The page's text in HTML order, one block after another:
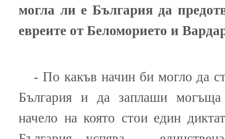
могла ли е България да
евреите от Беломорието и
- По какъв начин би могло да
България и да заплаши могъща
начело на която стои един